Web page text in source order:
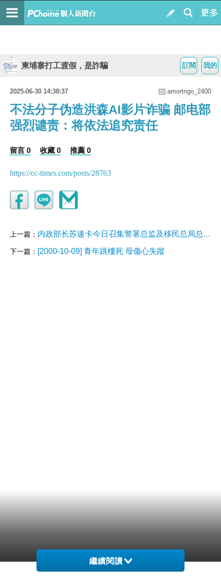
我的
訂閱
柬埔寨打工渡假，是詐騙
2025-06-30 14:38:37 amortrigo_2400
不法分子伪造洪森AI影片诈骗 邮电部
强烈谴责：将依法追究责任
留言 0 收藏 0 推薦 0
https://cc-times.com/posts/28763
上一篇： 内政部长苏速卡今日召集警署总监及移民总局总监开会
下一篇： [2000-10-09] 青年跳樓死 母傷心失蹤
繼續閱讀